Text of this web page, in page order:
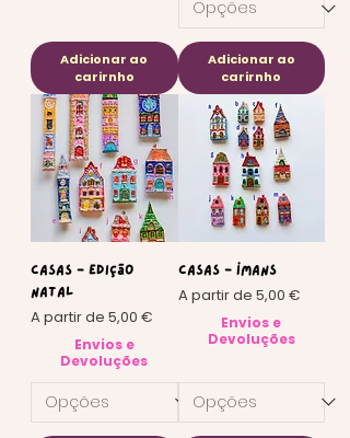
Adicionar ao
carirnho
Adicionar ao
carirnho
Casas - Edição
Natal
A partir de 5,00 €
Preço promocional
Envios e
Devoluções
Casas - Ímans
A partir de 5,00 €
Preço promocional
Envios e
Devoluções